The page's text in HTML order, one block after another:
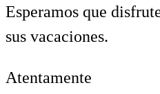
Esperamos que
sus vacaciones.
Atentamente